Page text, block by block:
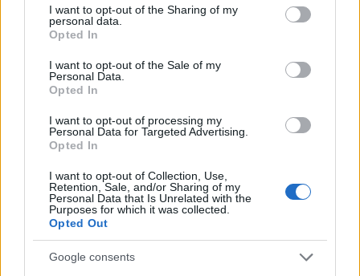
I want to opt-out of the Sharing of my
personal data.
Opted In
I want to opt-out of the Sale of my
Personal Data.
Opted In
I want to opt-out of processing my
Personal Data for Targeted Advertising.
Opted In
I want to opt-out of Collection, Use,
Retention, Sale, and/or Sharing of my
Personal Data that Is Unrelated with the
Purposes for which it was collected.
Opted Out
Google consents
cultura anche laica, la filosofia che può
contrapporsi ma mai prescindere dal magistero,
incoronato la notte di Natale dell’anno Ottocento
che impone la scrittura musicale per adottare “un
solo canto” da Roma a Parigi, vale a dire in tutto il
continente, e manda imissi dominici
nella missione impossibile di attuare ciò che
controllare non si può. Difatti ciascuno continua a
cantare come gli pare, ma allo stesso tempo dalla
notazione quadrata, dalla musica iscritta si